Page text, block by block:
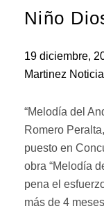
Niño
19 diciembre,
Martinez
“Melodía del
Romero
puesto en
obra “Melodía
pena el
más de 4